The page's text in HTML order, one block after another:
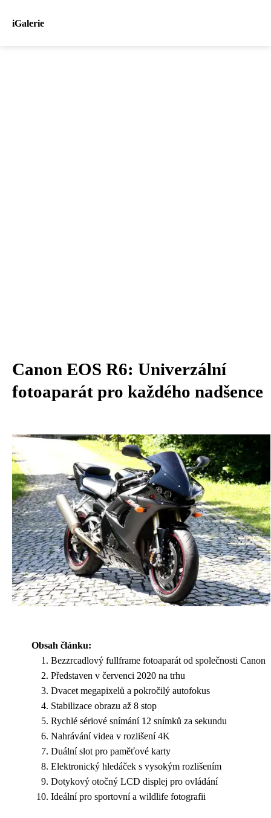
iGalerie
Canon EOS R6: Univerzální
fotoaparát pro každého nadšence
Obsah článku:
Bezzrcadlový fullframe fotoaparát od společnosti Canon
Představen v červenci 2020 na trhu
Dvacet megapixelů a pokročilý autofokus
Stabilizace obrazu až 8 stop
Rychlé sériové snímání 12 snímků za sekundu
Nahrávání videa v rozlišení 4K
Duální slot pro paměťové karty
Elektronický hledáček s vysokým rozlišením
Dotykový otočný LCD displej pro ovládání
Ideální pro sportovní a wildlife fotografii